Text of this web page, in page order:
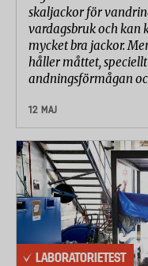
skaljackor för
vardagsbruk och kan
mycket bra jackor.
håller måttet,
andningsförmågan
12 MAJ
LABORATORIETEST